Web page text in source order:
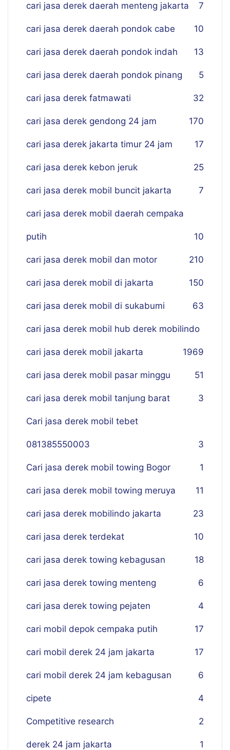
cari jasa derek daerah menteng jakarta 7
cari jasa derek daerah pondok cabe 10
cari jasa derek daerah pondok indah 13
cari jasa derek daerah pondok pinang 5
cari jasa derek fatmawati 32
cari jasa derek gendong 24 jam 170
cari jasa derek jakarta timur 24 jam 17
cari jasa derek kebon jeruk 25
cari jasa derek mobil buncit jakarta 7
cari jasa derek mobil daerah cempaka
putih 10
cari jasa derek mobil dan motor 210
cari jasa derek mobil di jakarta 150
cari jasa derek mobil di sukabumi 63
cari jasa derek mobil hub derek mobilindo
69
cari jasa derek mobil jakarta 19
cari jasa derek mobil pasar minggu 51
cari jasa derek mobil tanjung barat 3
Cari jasa derek mobil tebet
081385550003 3
Cari jasa derek mobil towing Bogor 1
cari jasa derek mobil towing meruya 11
cari jasa derek mobilindo jakarta 23
cari jasa derek terdekat 10
cari jasa derek towing kebagusan 18
cari jasa derek towing menteng 6
cari jasa derek towing pejaten 4
cari mobil depok cempaka putih 17
cari mobil derek 24 jam jakarta 17
cari mobil derek 24 jam kebagusan 6
cipete 4
Competitive research 2
derek 24 jam jakarta 1